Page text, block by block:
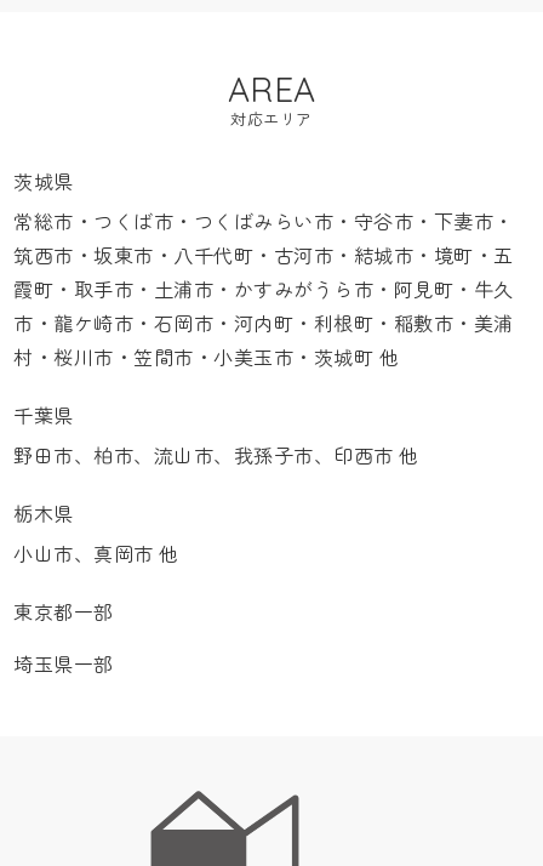
AREA
対応エリア
茨城県
常総市・つくば市・つくばみらい市・守谷市・下妻市・
筑西市・坂東市・八千代町・古河市・結城市・境町・五
霞町・取手市・土浦市・かすみがうら市・阿見町・牛久
市・龍ケ崎市・石岡市・河内町・利根町・稲敷市・美浦
村・桜川市・笠間市・小美玉市・茨城町 他
千葉県
野田市、柏市、流山市、我孫子市、印西市 他
栃木県
小山市、真岡市 他
東京都一部
埼玉県一部